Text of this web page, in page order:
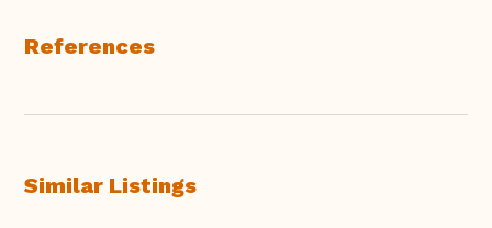
References
Similar Listings